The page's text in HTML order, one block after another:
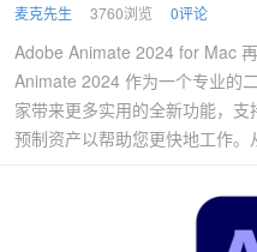
麦克先生 3760浏览 0评论
Adobe Animate 2024 for Mac
Animate 2024 作为一个专业的
家带来更多实用的全新功能，
预制资产以帮助您更快地工作。